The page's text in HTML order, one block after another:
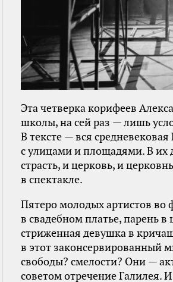
Эта четверка корифеев
школы, на сей раз — лишь
В тексте — вся
с улицами и площадями. В их
страсть, и церковь, и
в спектакле.
Пятеро молодых артистов
в свадебном платье, парень
стриженная девушка в
в этот законсервированный
свободы? смелости? Они —
советом отречение Галилея.